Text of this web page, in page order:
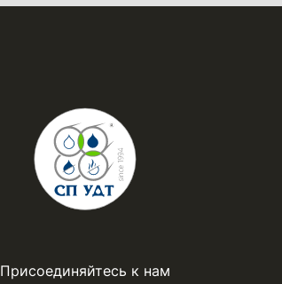
Присоединяйтесь к нам